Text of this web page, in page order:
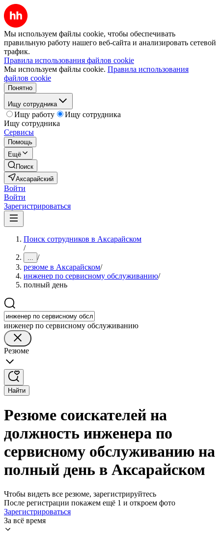
Мы используем файлы cookie, чтобы обеспечивать
правильную работу нашего веб-сайта и анализировать сетевой
трафик.
Правила использования файлов cookie
Мы используем файлы cookie. Правила использования
файлов cookie
Понятно
Ищу сотрудника
Ищу работу
Ищу сотрудника
Ищу сотрудника
Сервисы
Помощь
Ещё
Поиск
Аксарайский
Войти
Войти
Зарегистрироваться
Поиск сотрудников в Аксарайском
/
... /
резюме в Аксарайском/
инженер по сервисному обслуживанию/
полный день
инженер по сервисному обслуживанию
Резюме
Найти
Резюме соискателей на
должность инженера по
сервисному обслуживанию на
полный день в Аксарайском
Чтобы видеть все резюме, зарегистрируйтесь
После регистрации покажем ещё 1 и откроем фото
Зарегистрироваться
За всё время